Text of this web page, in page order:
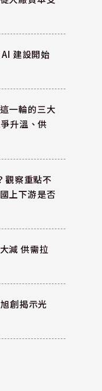
建設開始
一輪的三大
升溫、供
觀察重點不
上下游是否
減 供需拉
創揭示光